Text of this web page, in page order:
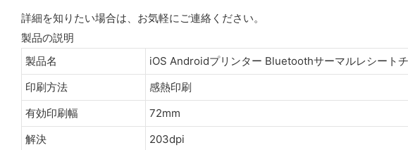
詳細を知りたい場合は、お気軽にご連絡ください。
製品の説明
製品名
iOS Androidプリンター Bluetoothサーマルレシート
印刷方法
感熱印刷
有効印刷幅
72mm
解決
203dpi